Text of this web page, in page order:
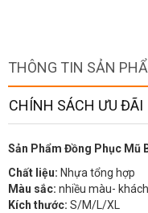
THÔNG TIN SẢN
CHÍNH SÁCH ƯU ĐÃI
Sản Phẩm Đồng Phục Mũ
Chất liệu: Nhựa tổng hợp
Màu sắc: nhiều màu-
Kích thước: S/M/L/XL